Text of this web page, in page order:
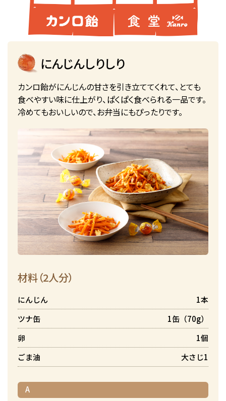
にんじんしりしり
カンロ飴がにんじんの甘さを引き立ててくれて、とても
食べやすい味に仕上がり、ぱくぱく食べられる一品です。
冷めてもおいしいので、お弁当にもぴったりです。
材料（2人分）
にんじん
1本
ツナ缶
1缶（70g）
卵
1個
ごま油
大さじ1
A